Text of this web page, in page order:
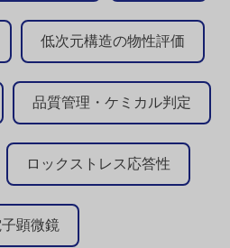
低次元構造の物性評価
品質管理・ケミカル判定
ロックストレス応答性
顕微鏡